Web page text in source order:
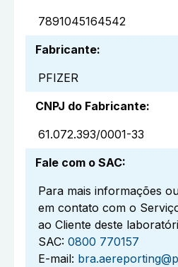
7891045164542
Fabricante:
PFIZER
CNPJ do Fabricante:
61.072.393/0001-33
Fale com o SAC:
Para mais informações
em contato com o
ao Cliente deste
SAC: 0800 770157
E-mail: